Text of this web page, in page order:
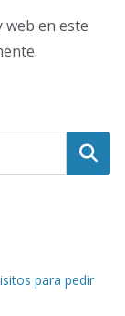
en este
Buscar
para pedir